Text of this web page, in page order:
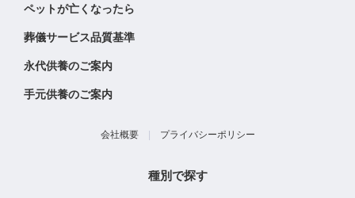
ペットが亡くなったら
葬儀サービス品質基準
永代供養のご案内
手元供養のご案内
会社概要| プライバシーポリシー
種別で探す